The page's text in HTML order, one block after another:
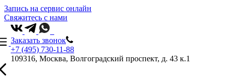
Запись на сервис онлайн
Свяжитесь с нами
Заказать звонок
+7 (495) 730-11-88
109316, Москва, Волгоградский проспект, д. 43 к.1